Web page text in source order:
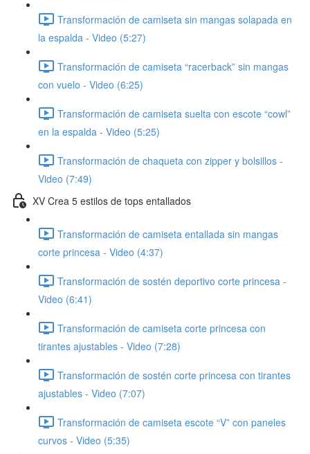
Transformación de camiseta sin mangas solapada en
la espalda - Video (5:27)
Transformación de camiseta “racerback” sin mangas
con vuelo - Video (6:25)
Transformación de camiseta suelta con escote “cowl”
en la espalda - Video (5:25)
Transformación de chaqueta con zipper y bolsillos -
Video (7:49)
XV Crea 5 estilos de tops entallados
Transformación de camiseta entallada sin mangas
corte princesa - Video (4:37)
Transformación de sostén deportivo corte princesa -
Video (6:41)
Transformación de camiseta corte princesa con
tirantes ajustables - Video (7:28)
Transformación de sostén corte princesa con tirantes
ajustables - Video (7:07)
Transformación de camiseta escote “V” con paneles
curvos - Video (5:35)